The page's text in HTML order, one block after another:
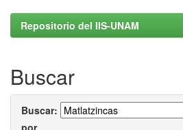
Repositorio del IIS-UNAM
Buscar
Buscar:
por